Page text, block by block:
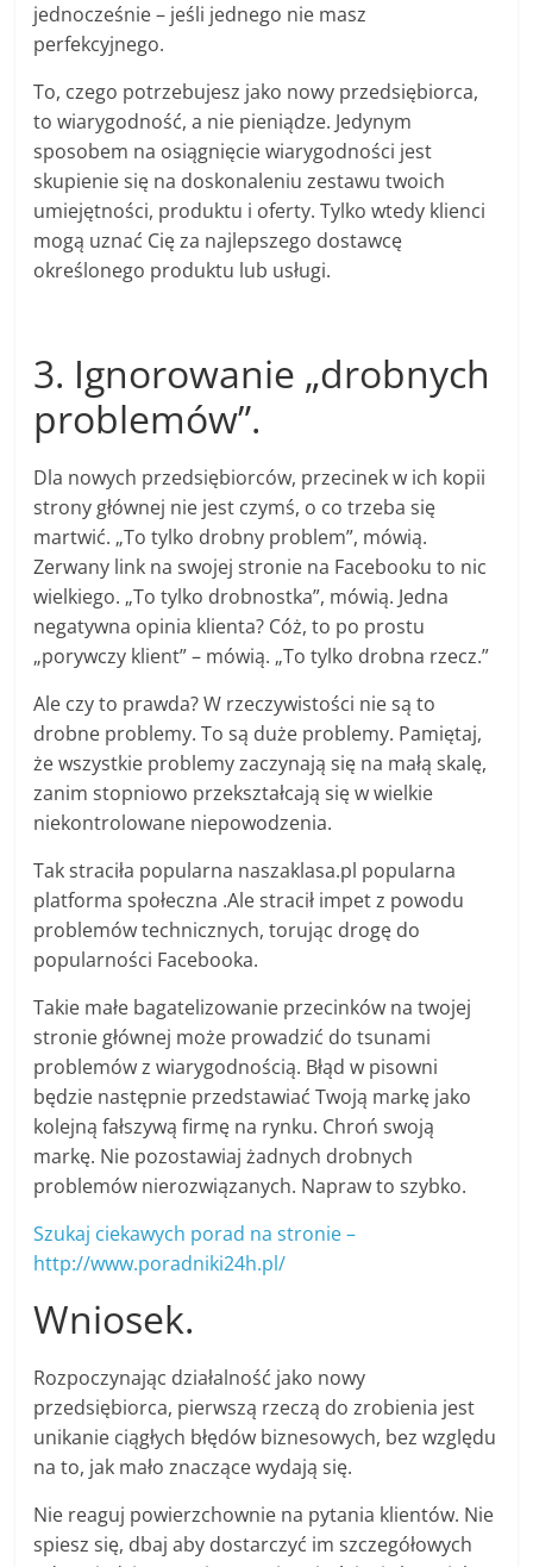
jednocześnie – jeśli jednego nie masz
perfekcyjnego.
To, czego potrzebujesz jako nowy przedsiębiorca,
to wiarygodność, a nie pieniądze. Jedynym
sposobem na osiągnięcie wiarygodności jest
skupienie się na doskonaleniu zestawu twoich
umiejętności, produktu i oferty. Tylko wtedy klienci
mogą uznać Cię za najlepszego dostawcę
określonego produktu lub usługi.
3. Ignorowanie „drobnych
problemów”.
Dla nowych przedsiębiorców, przecinek w ich kopii
strony głównej nie jest czymś, o co trzeba się
martwić. „To tylko drobny problem”, mówią.
Zerwany link na swojej stronie na Facebooku to nic
wielkiego. „To tylko drobnostka”, mówią. Jedna
negatywna opinia klienta? Cóż, to po prostu
„porywczy klient” – mówią. „To tylko drobna rzecz.”
Ale czy to prawda? W rzeczywistości nie są to
drobne problemy. To są duże problemy. Pamiętaj,
że wszystkie problemy zaczynają się na małą skalę,
zanim stopniowo przekształcają się w wielkie
niekontrolowane niepowodzenia.
Tak straciła popularna naszaklasa.pl popularna
platforma społeczna .Ale stracił impet z powodu
problemów technicznych, torując drogę do
popularności Facebooka.
Takie małe bagatelizowanie przecinków na twojej
stronie głównej może prowadzić do tsunami
problemów z wiarygodnością. Błąd w pisowni
będzie następnie przedstawiać Twoją markę jako
kolejną fałszywą firmę na rynku. Chroń swoją
markę. Nie pozostawiaj żadnych drobnych
problemów nierozwiązanych. Napraw to szybko.
Szukaj ciekawych porad na stronie –
http://www.poradniki24h.pl/
Wniosek.
Rozpoczynając działalność jako nowy
przedsiębiorca, pierwszą rzeczą do zrobienia jest
unikanie ciągłych błędów biznesowych, bez względu
na to, jak mało znaczące wydają się.
Nie reaguj powierzchownie na pytania klientów. Nie
spiesz się, dbaj aby dostarczyć im szczegółowych